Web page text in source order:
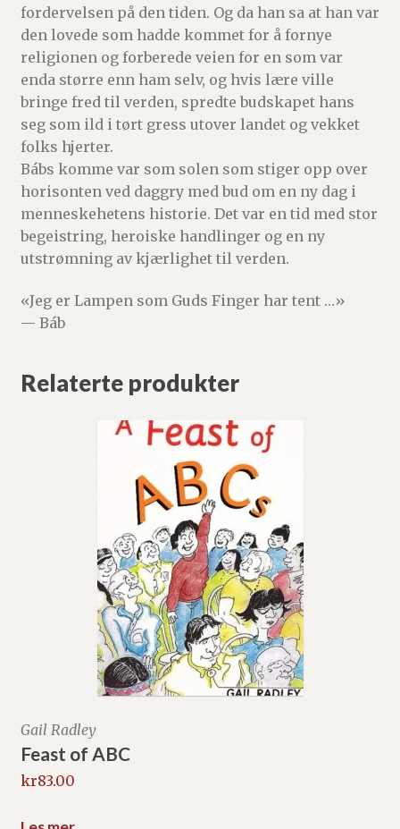
fordervelsen på den tiden. Og da han sa at han var
den lovede som hadde kommet for å fornye
religionen og forberede veien for en som var
enda større enn ham selv, og hvis lære ville
bringe fred til verden, spredte budskapet hans
seg som ild i tørt gress utover landet og vekket
folks hjerter.
Bábs komme var som solen som stiger opp over
horisonten ved daggry med bud om en ny dag i
menneskehetens historie. Det var en tid med stor
begeistring, heroiske handlinger og en ny
utstrømning av kjærlighet til verden.
«Jeg er Lampen som Guds Finger har tent …»
— Báb
Relaterte produkter
Gail Radley
Feast of ABC
kr83.00